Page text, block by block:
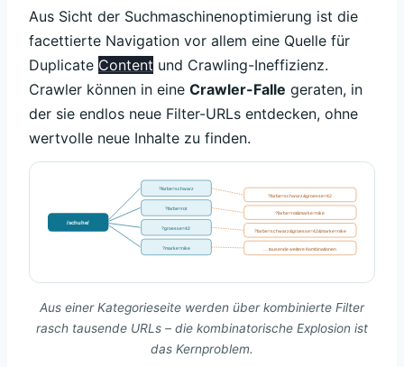
Aus Sicht der Suchmaschinenoptimierung ist die
facettierte Navigation vor allem eine Quelle für
Duplicate Content und Crawling-Ineffizienz.
Crawler können in eine Crawler-Falle geraten, in
der sie endlos neue Filter-URLs entdecken, ohne
wertvolle neue Inhalte zu finden.
/schuhe/
?farbe=schwarz
?farbe=rot
?groesse=42
?marke=nike
?farbe=schwarz&groesse=42
?farbe=rot&marke=nike
?farbe=schwarz&groesse=42&marke=nike
… tausende weitere Kombinationen
Aus einer Kategorieseite werden über kombinierte Filter
rasch tausende URLs – die kombinatorische Explosion ist
das Kernproblem.